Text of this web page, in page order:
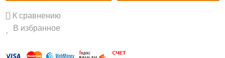
К сравнению
В избранное